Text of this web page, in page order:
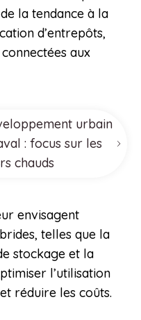
la tendance à la
d’entrepôts,
aux
urbain
: focus sur les
chauds
envisagent
telles que la
stockage et la
l’utilisation
réduire les coûts.